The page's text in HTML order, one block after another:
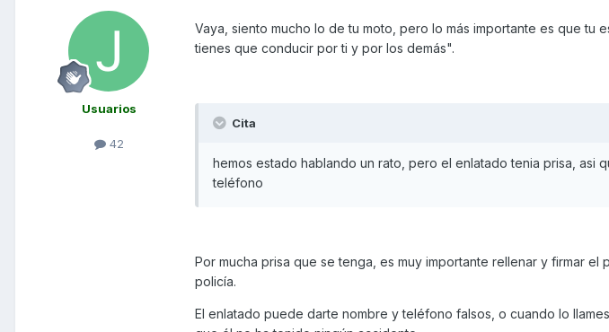
Usuarios
42
Vaya, siento mucho lo de tu moto, pero lo más importante es que tu
tienes que conducir por ti y por los demás".
Cita
hemos estado hablando un rato, pero el enlatado tenia prisa, asi
teléfono
Por mucha prisa que se tenga, es muy importante rellenar y firmar el
policía.
El enlatado puede darte nombre y teléfono falsos, o cuando lo